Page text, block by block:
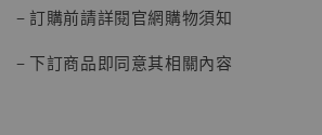
– 訂購前請詳閱官網購物須知
– 下訂商品即同意其相關內容